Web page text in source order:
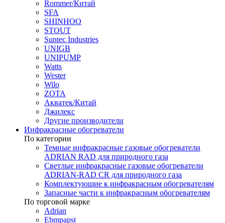
Rommer/Китай
SFA
SHINHOO
STOUT
Suntec Industries
UNIGB
UNIPUMP
Watts
Wester
Wilo
ZOTA
Акватек/Китай
Джилекс
Другие производители
Инфракрасные обогреватели
По категории
Темные инфракрасные газовые обогреватели
ADRIAN RAD для природного газа
Светлые инфракрасные газовые обогреватели
ADRIAN-RAD CR для природного газа
Комплектующие к инфракрасным обогревателям
Запасные части к инфракрасным обогревателям
По торговой марке
Adrian
Ebmpapst